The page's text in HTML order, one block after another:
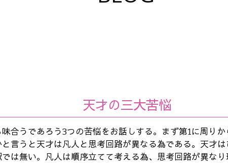
天才の三大苦悩
合うであろう3つの苦悩をお話しする。まず第1に周りか
言うと天才は凡人と思考回路が異なる為である。天才
は無い。凡人は順序立てて考える為、思考回路が異な